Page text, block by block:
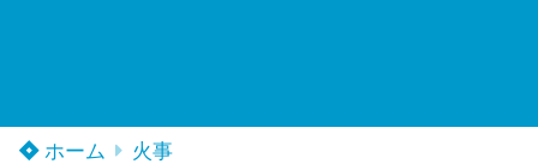
ホーム 火事